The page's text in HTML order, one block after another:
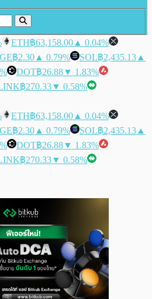
ETH฿63,158.00 ▲ 0.04%
฿2.30 ▲ 0.79% SOL฿2,435.13 ▲
DOT฿26.88▼ 1.83%
฿270.33▼ 0.58%
ETH฿63,158.00 ▲ 0.04%
฿2.30 ▲ 0.79% SOL฿2,435.13 ▲
DOT฿26.88▼ 1.83%
฿270.33▼ 0.58%